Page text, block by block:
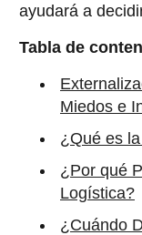
ayudará a
Tabla de
Miedos e
¿Qué es
¿Por qué
Logística?
¿Cuándo